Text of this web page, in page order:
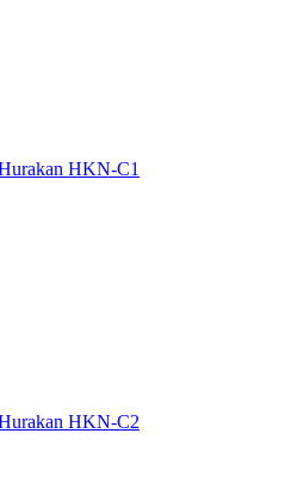
HKN-C1
HKN-C2